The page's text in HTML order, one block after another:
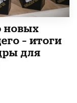
новых
– итоги
для